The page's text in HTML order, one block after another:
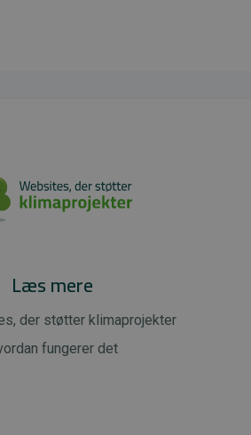
Læs mere
der støtter klimaprojekter
fungerer det